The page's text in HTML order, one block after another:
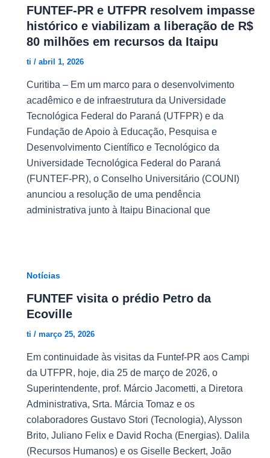
FUNTEF-PR e UTFPR resolvem impasse
histórico e viabilizam a liberação de R$
80 milhões em recursos da Itaipu
ti / abril 1, 2026
Curitiba – Em um marco para o desenvolvimento
acadêmico e de infraestrutura da Universidade
Tecnológica Federal do Paraná (UTFPR) e da
Fundação de Apoio à Educação, Pesquisa e
Desenvolvimento Científico e Tecnológico da
Universidade Tecnológica Federal do Paraná
(FUNTEF-PR), o Conselho Universitário (COUNI)
anunciou a resolução de uma pendência
administrativa junto à Itaipu Binacional que
Notícias
FUNTEF visita o prédio Petro da
Ecoville
ti / março 25, 2026
Em continuidade às visitas da Funtef-PR aos Campi
da UTFPR, hoje, dia 25 de março de 2026, o
Superintendente, prof. Márcio Jacometti, a Diretora
Administrativa, Srta. Márcia Tomaz e os
colaboradores Gustavo Stori (Tecnologia), Alysson
Brito, Juliano Felix e David Rocha (Energias). Dalila
(Recursos Humanos) e os Giselle Beckert, João